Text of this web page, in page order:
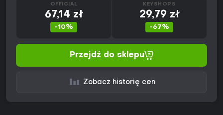
OFFICIAL
67,14 zł
-10%
KEYSHOPS
29,79 zł
-67%
Przejdź do sklepu
Zobacz historię cen